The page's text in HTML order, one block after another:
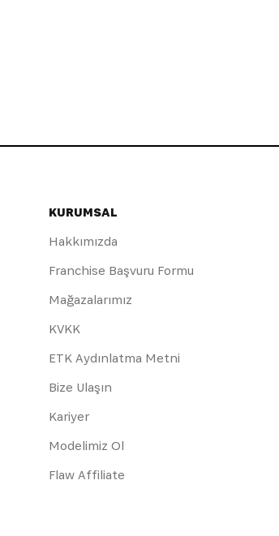
KURUMSAL
Hakkımızda
Franchise Başvuru Formu
Mağazalarımız
KVKK
ETK Aydınlatma Metni
Bize Ulaşın
Kariyer
Modelimiz Ol
Flaw Affiliate